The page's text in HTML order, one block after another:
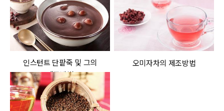
인스턴트 단팥죽 및 그의
제조방법
오미자차의 제조방법